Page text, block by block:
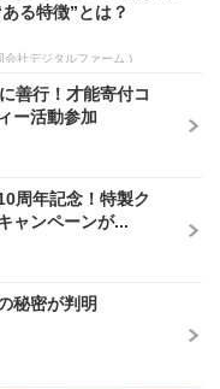
る特徴”とは？
会社デジタルファーム )
善行！才能寄付コ
ー活動参加
周年記念！特製ク
ャンペーンが...
秘密が判明